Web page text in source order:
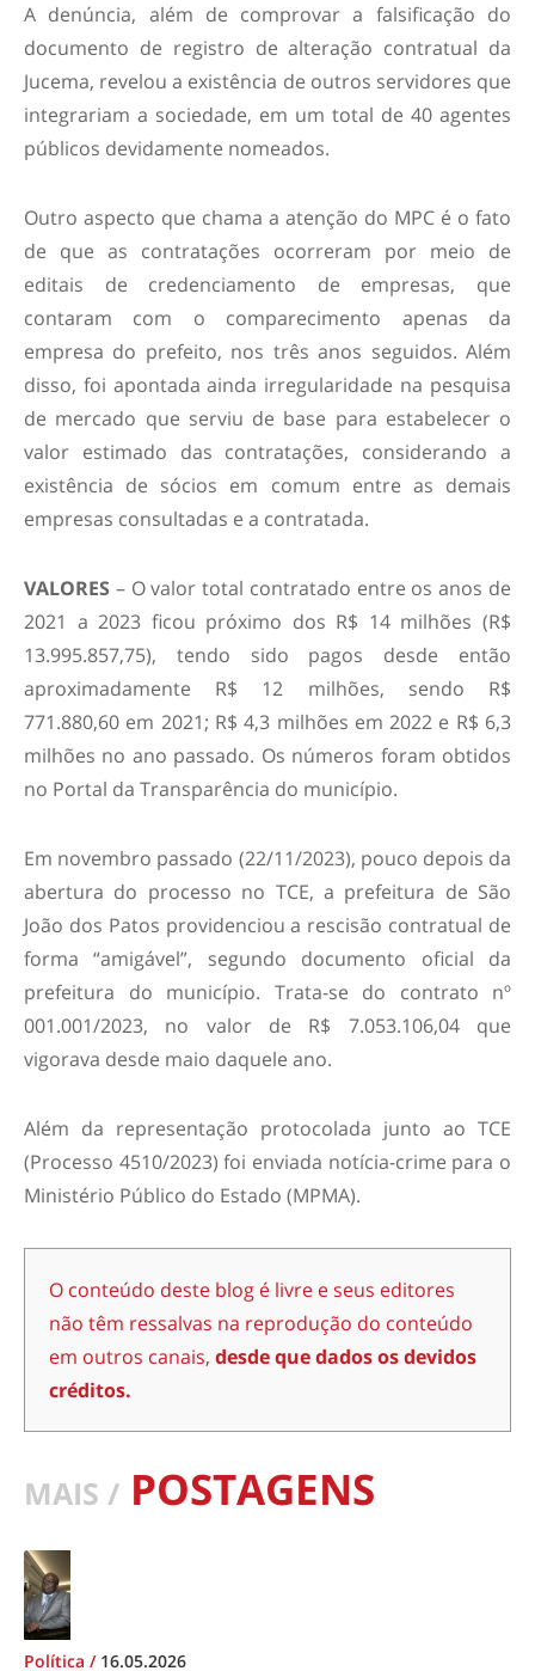
A denúncia, além de comprovar a falsificação do
documento de registro de alteração contratual da
Jucema, revelou a existência de outros servidores que
integrariam a sociedade, em um total de 40 agentes
públicos devidamente nomeados.
Outro aspecto que chama a atenção do MPC é o fato
de que as contratações ocorreram por meio de
editais de credenciamento de empresas, que
contaram com o comparecimento apenas da
empresa do prefeito, nos três anos seguidos. Além
disso, foi apontada ainda irregularidade na pesquisa
de mercado que serviu de base para estabelecer o
valor estimado das contratações, considerando a
existência de sócios em comum entre as demais
empresas consultadas e a contratada.
VALORES – O valor total contratado entre os anos de
2021 a 2023 ficou próximo dos R$ 14 milhões (R$
13.995.857,75), tendo sido pagos desde então
aproximadamente R$ 12 milhões, sendo R$
771.880,60 em 2021; R$ 4,3 milhões em 2022 e R$ 6,3
milhões no ano passado. Os números foram obtidos
no Portal da Transparência do município.
Em novembro passado (22/11/2023), pouco depois da
abertura do processo no TCE, a prefeitura de São
João dos Patos providenciou a rescisão contratual de
forma “amigável”, segundo documento oficial da
prefeitura do município. Trata-se do contrato nº
001.001/2023, no valor de R$ 7.053.106,04 que
vigorava desde maio daquele ano.
Além da representação protocolada junto ao TCE
(Processo 4510/2023) foi enviada notícia-crime para o
Ministério Público do Estado (MPMA).
O conteúdo deste blog é livre e seus editores
não têm ressalvas na reprodução do conteúdo
em outros canais, desde que dados os devidos
créditos.
MAIS / POSTAGENS
Política / 16.05.2026